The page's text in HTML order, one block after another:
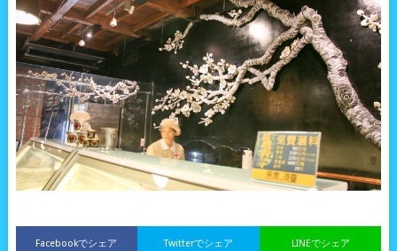
Facebookでシェア LINEでシェア
Twitterでシェア